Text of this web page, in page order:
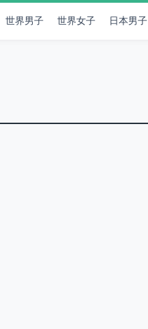
世界男子 世界女子 日本男子